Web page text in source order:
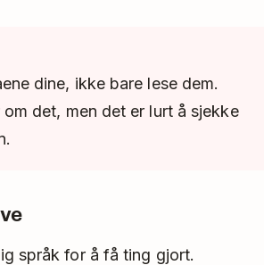
dine, ikke bare lese dem.
det, men det er lurt å sjekke
språk for å få ting gjort.